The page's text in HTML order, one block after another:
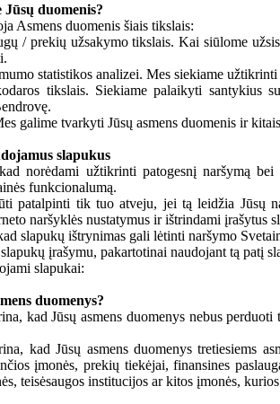
duomenis?
Asmens duomenis šiais tikslais:
/ prekių užsakymo tikslais. Kai siūlome
statistikos analizei. Mes siekiame
tikslais. Siekiame palaikyti santykius
galime tvarkyti Jūsų asmens duomenis ir
slapukus
norėdami užtikrinti patogesnį naršymą
funkcionalumą.
patalpinti tik tuo atveju, jei tą leidžia Jūsų
naršyklės nustatymus ir ištrindami įrašytus
slapukų ištrynimas gali lėtinti naršymo
įrašymu, pakartotinai naudojant tą patį
slapukai:
duomenys?
kad Jūsų asmens duomenys nebus
kad Jūsų asmens duomenys tretiesiems
įmonės, prekių tiekėjai, finansines
teisėsaugos institucijos ar kitos įmonės,